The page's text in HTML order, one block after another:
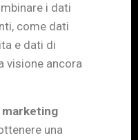
i dati
come dati
e dati di
visione ancora
marketing
una